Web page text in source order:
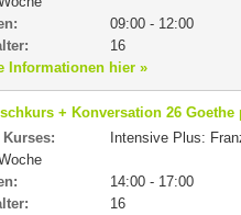
09:00 - 12:00
16
Informationen hier »
+ Konversation 26 Goethe
Intensive Plus:
14:00 - 17:00
16